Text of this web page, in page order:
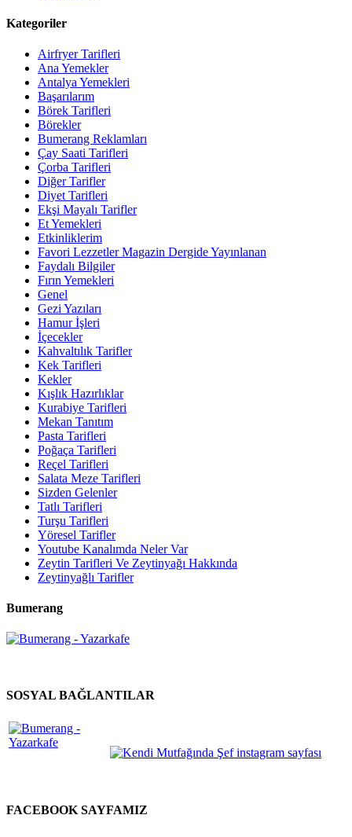
Kategoriler
Airfryer Tarifleri
Ana Yemekler
Antalya Yemekleri
Başarılarım
Börek Tarifleri
Börekler
Bumerang Reklamları
Çay Saati Tarifleri
Çorba Tarifleri
Diğer Tarifler
Diyet Tarifleri
Ekşi Mayalı Tarifler
Et Yemekleri
Etkinliklerim
Favori Lezzetler Magazin Dergide Yayınlanan
Faydalı Bilgiler
Fırın Yemekleri
Genel
Gezi Yazıları
Hamur İşleri
İçecekler
Kahvaltılık Tarifler
Kek Tarifleri
Kekler
Kışlık Hazırlıklar
Kurabiye Tarifleri
Mekan Tanıtım
Pasta Tarifleri
Poğaça Tarifleri
Reçel Tarifleri
Salata Meze Tarifleri
Sizden Gelenler
Tatlı Tarifleri
Turşu Tarifleri
Yöresel Tarifler
Youtube Kanalımda Neler Var
Zeytin Tarifleri Ve Zeytinyağı Hakkında
Zeytinyağlı Tarifler
Bumerang
SOSYAL BAĞLANTILAR
FACEBOOK SAYFAMIZ